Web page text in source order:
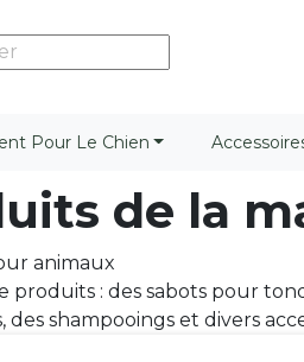
Pour Le Chien
de la
animaux
: des sabots pour
des shampooings et divers